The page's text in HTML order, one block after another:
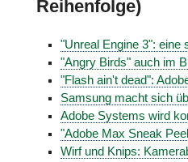
Reihenfolge)
"Unreal Engine 3": eine
"Angry Birds" auch im
"Flash ain't dead":
Samsung macht sich
Adobe Systems wird
"Adobe Max Sneak
Wirf und Knips: